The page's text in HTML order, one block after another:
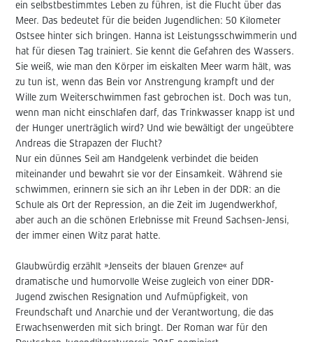
ein selbstbestimmtes Leben zu führen, ist die Flucht über das
Meer. Das bedeutet für die beiden Jugendlichen: 50 Kilometer
Ostsee hinter sich bringen. Hanna ist Leistungsschwimmerin und
hat für diesen Tag trainiert. Sie kennt die Gefahren des Wassers.
Sie weiß, wie man den Körper im eiskalten Meer warm hält, was
zu tun ist, wenn das Bein vor Anstrengung krampft und der
Wille zum Weiterschwimmen fast gebrochen ist. Doch was tun,
wenn man nicht einschlafen darf, das Trinkwasser knapp ist und
der Hunger unerträglich wird? Und wie bewältigt der ungeübtere
Andreas die Strapazen der Flucht?
Nur ein dünnes Seil am Handgelenk verbindet die beiden
miteinander und bewahrt sie vor der Einsamkeit. Während sie
schwimmen, erinnern sie sich an ihr Leben in der DDR: an die
Schule als Ort der Repression, an die Zeit im Jugendwerkhof,
aber auch an die schönen Erlebnisse mit Freund Sachsen-Jensi,
der immer einen Witz parat hatte.
Glaubwürdig erzählt »Jenseits der blauen Grenze« auf
dramatische und humorvolle Weise zugleich von einer DDR-
Jugend zwischen Resignation und Aufmüpfigkeit, von
Freundschaft und Anarchie und der Verantwortung, die das
Erwachsenwerden mit sich bringt. Der Roman war für den